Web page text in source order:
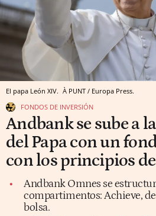
El papa León XIV. À PUNT / Europa Press.
FONDOS DE INVERSIÓN
Andbank se sube a
del Papa con un
con los principios
Andbank Omnes se
compartimentos: Achieve,
bolsa.